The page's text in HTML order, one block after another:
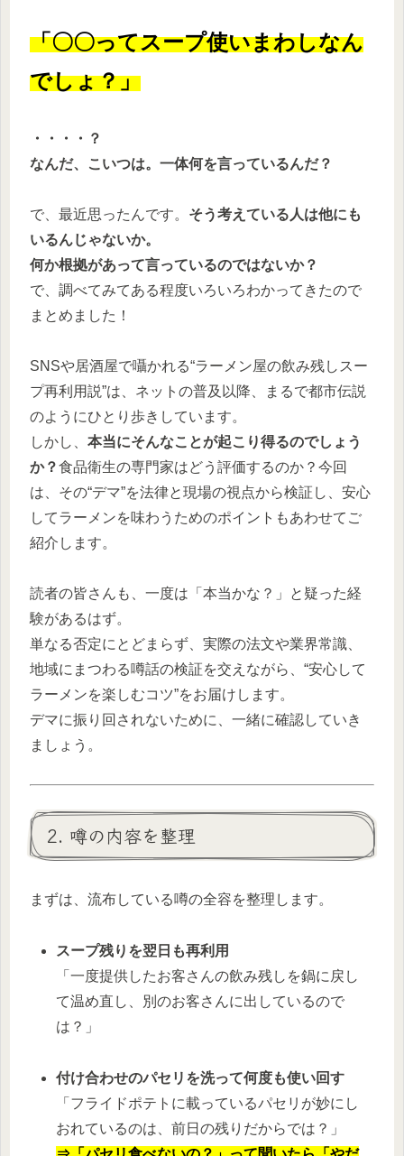
「〇〇ってスープ使いまわしなん
でしょ？」
・・・・？
なんだ、こいつは。一体何を言っているんだ？
で、最近思ったんです。 そう考えている人は他にも
いるんじゃないか。
何か根拠があって言っているのではないか？
で、調べてみてある程度いろいろわかってきたので
まとめました！
SNSや居酒屋で囁かれる“ラーメン屋の飲み残しスー
プ再利用説”は、ネットの普及以降、まるで都市伝説
のようにひとり歩きしています。
しかし、 本当にそんなことが起こり得るのでしょう
か？食品衛生の専門家はどう評価するのか？今回
は、その“デマ”を法律と現場の視点から検証し、安心
してラーメンを味わうためのポイントもあわせてご
紹介します。
読者の皆さんも、一度は「本当かな？」と疑った経
験があるはず。
単なる否定にとどまらず、実際の法文や業界常識、
地域にまつわる噂話の検証を交えながら、“安心して
ラーメンを楽しむコツ”をお届けします。
デマに振り回されないために、一緒に確認していき
ましょう。
2. 噂の内容を整理
まずは、流布している噂の全容を整理します。
スープ残りを翌日も再利用
「一度提供したお客さんの飲み残しを鍋に戻し
て温め直し、別のお客さんに出しているので
は？」
付け合わせのパセリを洗って何度も使い回す
「フライドポテトに載っているパセリが妙にし
おれているのは、前日の残りだからでは？」